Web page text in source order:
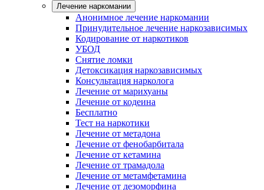
Лечение наркомании
Анонимное лечение наркомании
Принудительное лечение наркозависимых
Кодирование от наркотиков
УБОД
Снятие ломки
Детоксикация наркозависимых
Консультация нарколога
Лечение от марихуаны
Лечение от кодеина
Бесплатно
Тест на наркотики
Лечение от метадона
Лечение от фенобарбитала
Лечение от кетамина
Лечение от трамадола
Лечение от метамфетамина
Лечение от дезоморфина